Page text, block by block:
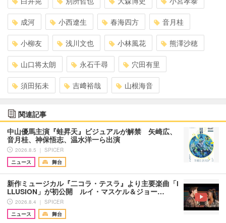
成河 小西遼生 春海四方 音月桂
小柳友 浅川文也 小林風花 熊澤沙穂
山口将太朗 永石千尋 穴田有里
須田拓未 吉﨑裕哉 山根海音
関連記事
中山優馬主演『蛙昇天』ビジュアルが解禁 矢崎広、
音月桂、神保悟志、温水洋一ら出演
2026.8.5 ｜ SPICER
ニュース
舞台
新作ミュージカル『二コラ・テスラ』より主要楽曲「I
LLUSION」が初公開 ルイ・マスケル＆ジョー…
2026.8.4 ｜ SPICER
ニュース
舞台